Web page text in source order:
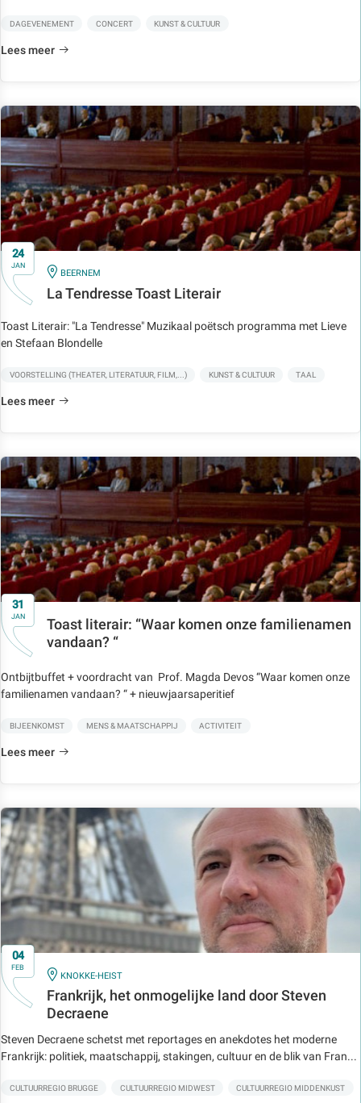
DAGEVENEMENT CONCERT KUNST & CULTUUR
Lees meer
24
JAN
IN
BEERNEM
La Tendresse Toast Literair
Toast Literair: "La Tendresse" Muzikaal poëtsch programma met Lieve
en Stefaan Blondelle
VOORSTELLING (THEATER, LITERATUUR, FILM,...) KUNST & CULTUUR TAAL
Lees meer
31
JAN
Toast literair: “Waar komen onze familienamen
vandaan? “
Ontbijtbuffet + voordracht van Prof. Magda Devos “Waar komen onze
familienamen vandaan? “ + nieuwjaarsaperitief
BIJEENKOMST MENS & MAATSCHAPPIJ ACTIVITEIT
Lees meer
04
FEB
IN
KNOKKE-HEIST
Frankrijk, het onmogelijke land door Steven
Decraene
Steven Decraene schetst met reportages en anekdotes het moderne
Frankrijk: politiek, maatschappij, stakingen, cultuur en de blik van Fran...
CULTUURREGIO BRUGGE CULTUURREGIO MIDWEST CULTUURREGIO MIDDENKUST